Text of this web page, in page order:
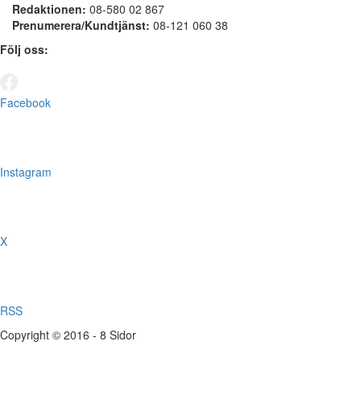
Redaktionen: 08-580 02 867
Prenumerera/Kundtjänst: 08-121 060 38
Följ oss:
Facebook
Instagram
X
RSS
Copyright © 2016 - 8 Sidor